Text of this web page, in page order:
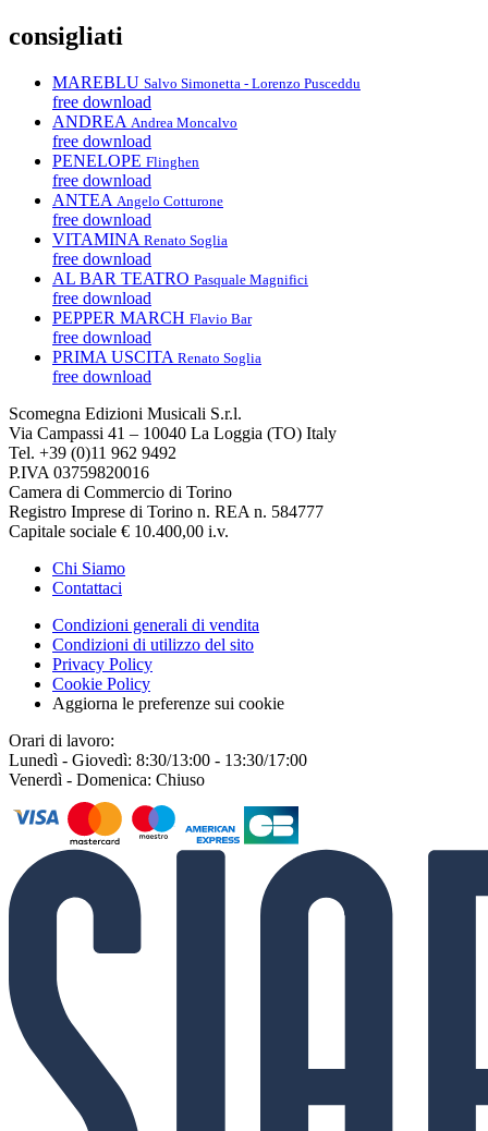
consigliati
MAREBLU Salvo Simonetta - Lorenzo Pusceddu
free download
ANDREA Andrea Moncalvo
free download
PENELOPE Flinghen
free download
ANTEA Angelo Cotturone
free download
VITAMINA Renato Soglia
free download
AL BAR TEATRO Pasquale Magnifici
free download
PEPPER MARCH Flavio Bar
free download
PRIMA USCITA Renato Soglia
free download
Scomegna Edizioni Musicali S.r.l.
Via Campassi 41 – 10040 La Loggia (TO) Italy
Tel. +39 (0)11 962 9492
P.IVA 03759820016
Camera di Commercio di Torino
Registro Imprese di Torino n. REA n. 584777
Capitale sociale € 10.400,00 i.v.
Chi Siamo
Contattaci
Condizioni generali di vendita
Condizioni di utilizzo del sito
Privacy Policy
Cookie Policy
Aggiorna le preferenze sui cookie
Orari di lavoro:
Lunedì - Giovedì: 8:30/13:00 - 13:30/17:00
Venerdì - Domenica: Chiuso